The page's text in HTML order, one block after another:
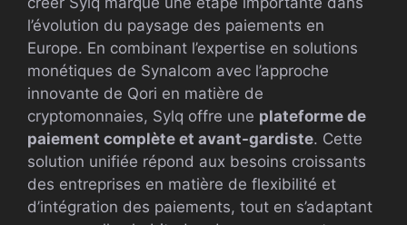
l’évolution du paysage des paiements en
Europe. En combinant l’expertise en solutions
monétiques de Synalcom avec l’approche
innovante de Qori en matière de
cryptomonnaies, Sylq offre une plateforme de
paiement complète et avant-gardiste. Cette
solution unifiée répond aux besoins croissants
des entreprises en matière de flexibilité et
d’intégration des paiements, tout en s’adaptant